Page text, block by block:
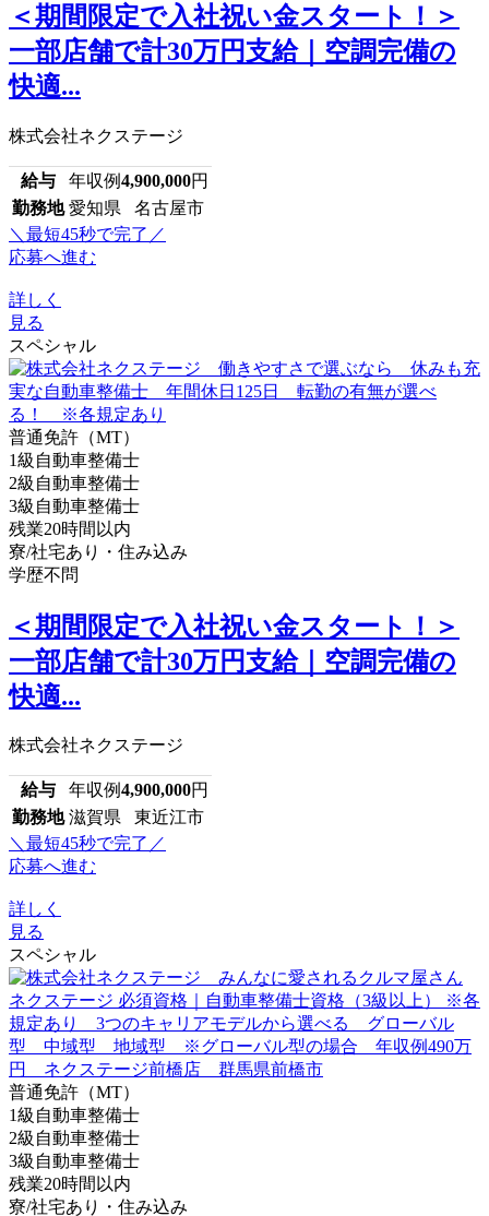
＜期間限定で入社祝い金スタート！＞
一部店舗で計30万円支給｜空調完備の
快適...
株式会社ネクステージ
給与 年収例4,900,000円
勤務地 愛知県 名古屋市
＼最短45秒で完了／
応募へ進む
詳しく
見る
スペシャル
普通免許（MT）
1級自動車整備士
2級自動車整備士
3級自動車整備士
残業20時間以内
寮/社宅あり・住み込み
学歴不問
＜期間限定で入社祝い金スタート！＞
一部店舗で計30万円支給｜空調完備の
快適...
株式会社ネクステージ
給与 年収例4,900,000円
勤務地 滋賀県 東近江市
＼最短45秒で完了／
応募へ進む
詳しく
見る
スペシャル
普通免許（MT）
1級自動車整備士
2級自動車整備士
3級自動車整備士
残業20時間以内
寮/社宅あり・住み込み